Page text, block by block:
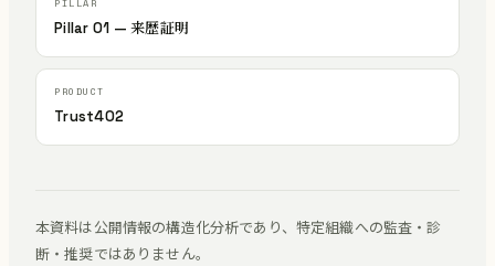
Pillar 01 — 来歴証明
Trust402
本資料は公開情報の構造化分析であり、特定組織への監査・診
断・推奨ではありません。